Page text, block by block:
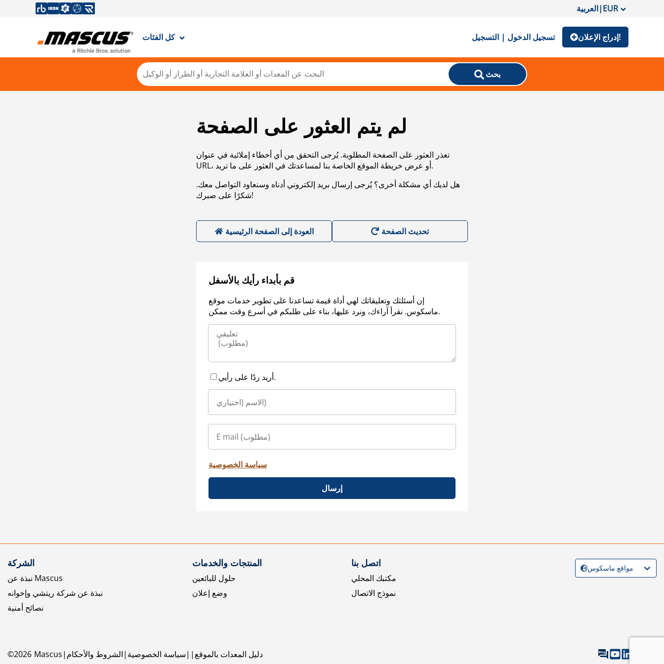
العربية|EUR
كل الفئات تسجيل الدخول | التسجيل إدراج الإعلان!
بحث
لم يتم العثور على الصفحة
تعذر العثور على الصفحة المطلوبة. يُرجى التحقق من أي أخطاء إملائية في عنوان
URL، أو عرض خريطة الموقع الخاصة بنا لمساعدتك في العثور على ما تريد.
هل لديك أي مشكلة أخرى؟ يُرجى إرسال بريد إلكتروني أدناه وسنعاود التواصل معك.
شكرًا على صبرك!
العودة إلى الصفحة الرئيسية
قم بأبداء رأيك بالأسفل
إن أسئلتك وتعليقاتك لهي أداة قيمة تساعدنا على تطوير خدمات موقع
ماسكوس. نقرأ آراءك، ونرد عليها، بناء على طلبكم في أسرع وقت ممكن.
أريد ردًا على رأيي.
سياسة الخصوصية
إرسال
الشركة
نبذة عن Mascus
نبذة عن شركة ريتشي وإخوانه
نصائح أمنية
المنتجات والخدمات
حلول للبائعين
وضع إعلان
اتصل بنا
مكتبك المحلي
نموذج الاتصال
©2026 Mascus الشروط والأحكام سياسة الخصوصية دليل المعدات بالموقع
مواقع ماسكوس